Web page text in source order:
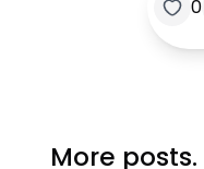
0
More posts.